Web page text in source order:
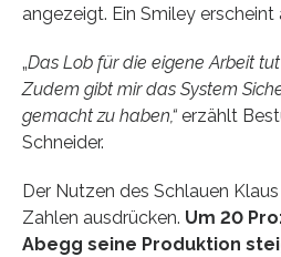
angezeigt. Ein Smiley
„Das Lob für die eigene Arbeit
Zudem gibt mir das System
gemacht zu haben,“ erzählt
Schneider.
Der Nutzen des Schlauen
Zahlen ausdrücken. Um 20
Abegg seine Produktion